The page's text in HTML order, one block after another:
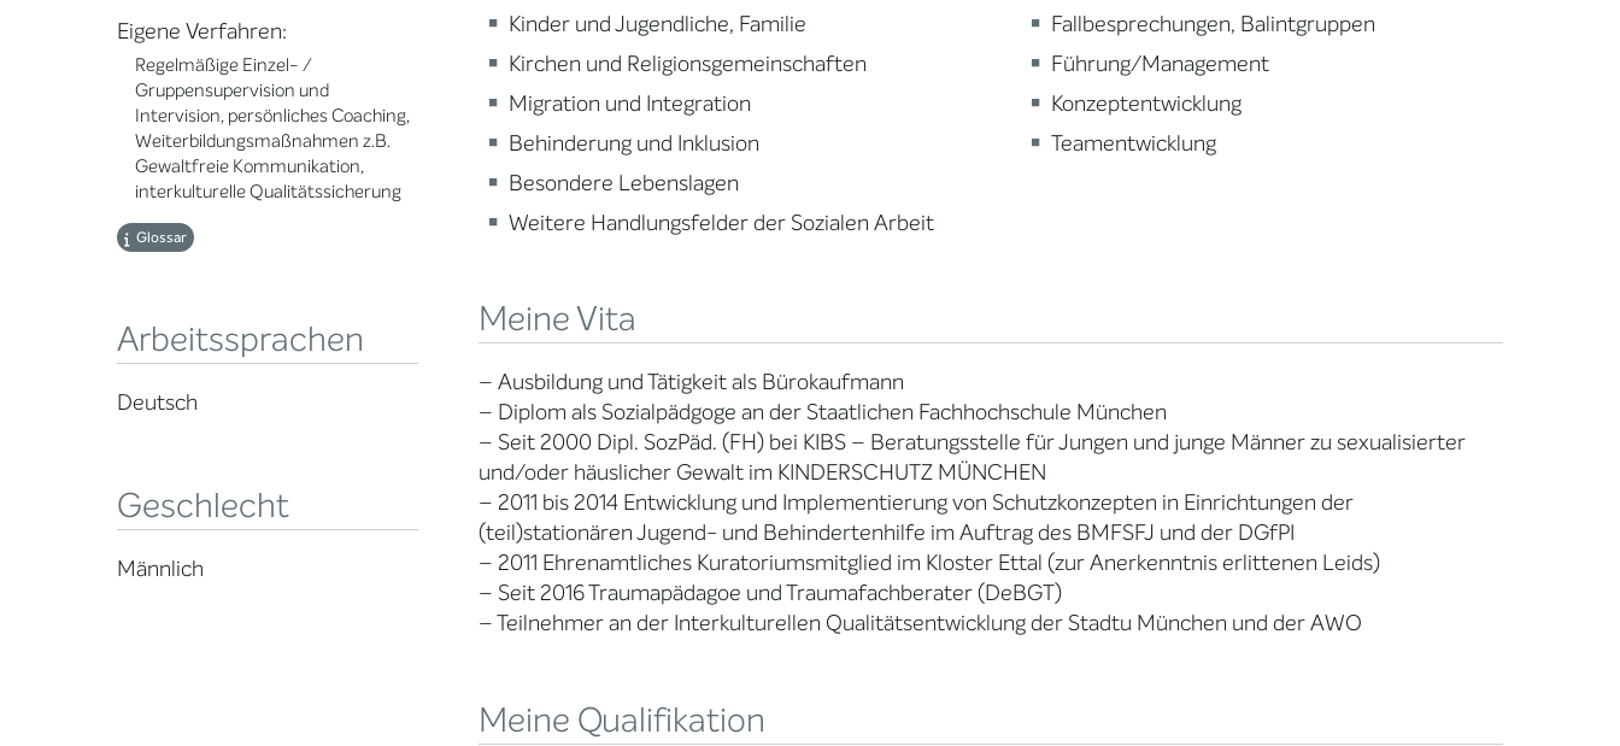
Eigene Verfahren:
Regelmäßige Einzel- /
Gruppensupervision und
Intervision, persönliches Coaching,
Weiterbildungsmaßnahmen z.B.
Gewaltfreie Kommunikation,
interkulturelle Qualitätssicherung
Glossar
Arbeitssprachen
Deutsch
Geschlecht
Männlich
Kinder und Jugendliche, Familie
Kirchen und Religionsgemeinschaften
Migration und Integration
Behinderung und Inklusion
Besondere Lebenslagen
Weitere Handlungsfelder der Sozialen Arbeit
Fallbesprechungen, Balintgruppen
Führung/Management
Konzeptentwicklung
Teamentwicklung
Meine Vita
– Ausbildung und Tätigkeit als Bürokaufmann
– Diplom als Sozialpädgoge an der Staatlichen Fachhochschule München
– Seit 2000 Dipl. SozPäd. (FH) bei KIBS – Beratungsstelle für Jungen und junge Männer zu sexualisierter
und/oder häuslicher Gewalt im KINDERSCHUTZ MÜNCHEN
– 2011 bis 2014 Entwicklung und Implementierung von Schutzkonzepten in Einrichtungen der
(teil)stationären Jugend- und Behindertenhilfe im Auftrag des BMFSFJ und der DGfPI
– 2011 Ehrenamtliches Kuratoriumsmitglied im Kloster Ettal (zur Anerkenntnis erlittenen Leids)
– Seit 2016 Traumapädagoe und Traumafachberater (DeBGT)
– Teilnehmer an der Interkulturellen Qualitätsentwicklung der Stadtu München und der AWO
Meine Qualifikation